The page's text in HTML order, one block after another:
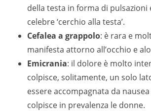
della testa in forma di pulsazioni
celebre ‘cerchio alla testa’.
Cefalea a grappolo: è rara e
manifesta attorno all’occhio e
Emicrania: il dolore è molto
colpisce, solitamente, un solo
essere accompagnata da
colpisce in prevalenza le donne.